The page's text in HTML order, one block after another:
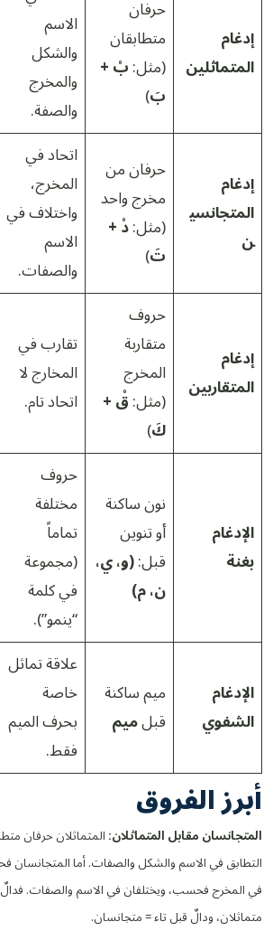
إدغام
المتماثلين
حرفان
متطابقان
(مثل:بْ +
بَ)
الاسم
والشكل
والمخرج
والصفة.
إدغام
المتجانسي
ن
حرفان من
مخرج واحد
(مثل:دْ +
تَ)
اتحاد في
المخرج،
واختلاف في
الاسم
والصفات.
إدغام
المتقاربين
حروف
متقاربة
المخرج
(مثل:قْ +
كَ)
تقارب في
المخارج لا
اتحاد تام.
الإدغام
بغنة
نون ساكنة
أو تنوين
قبل:(و، ي،
ن، م)
حروف
مختلفة
تماماً
(مجموعة
في كلمة
“ينمو”).
الإدغام
الشفوي
ميم ساكنة
قبلميم
علاقة تماثل
خاصة
بحرف الميم
فقط.
أبرز الفروق
المتجانسان مقابل المتماثلان:المتماثلان حرفان
التطابق في الاسم والشكل والصفات. أما المتجانسان
في المخرج فحسب، ويختلفان في الاسم والصفات.
متماثلان، ودالٌ قبل تاء = متجانسان.